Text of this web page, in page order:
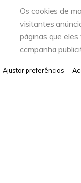
Os cookies de
visitantes
páginas que
campanha
Ajustar preferências